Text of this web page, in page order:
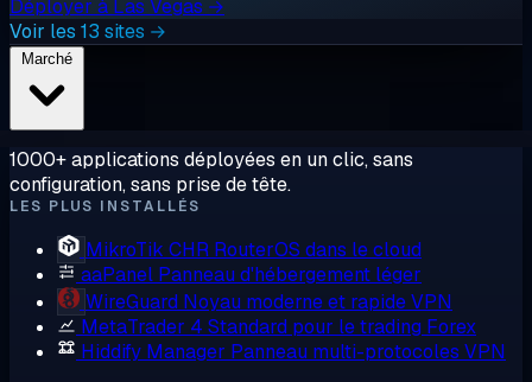
Déployer à Las Vegas →
Voir les 13 sites →
1000+ applications déployées en un clic, sans
configuration, sans prise de tête.
LES PLUS INSTALLÉS
MikroTik CHR RouterOS dans le cloud
aaPanel Panneau d'hébergement léger
WireGuard Noyau moderne et rapide VPN
MetaTrader 4 Standard pour le trading Forex
Hiddify Manager Panneau multi-protocoles VPN